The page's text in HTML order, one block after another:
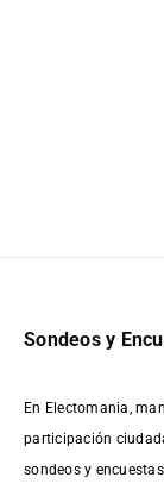
Sondeos y
En Electomania,
participación
sondeos y